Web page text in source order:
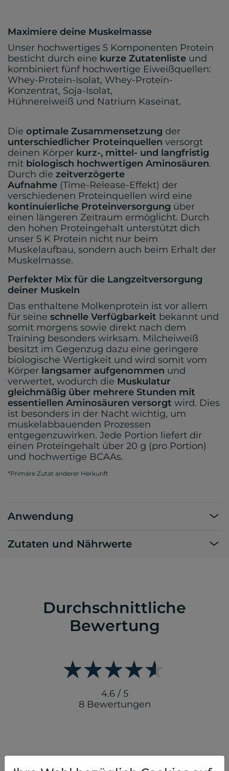
Maximiere deine Muskelmasse
Unser hochwertiges 5 Komponenten Protein
besticht durch eine kurze Zutatenliste und
kombiniert fünf hochwertige Eiweißquellen:
Whey-Protein-Isolat, Whey-Protein-
Konzentrat, Soja-Isolat,
Hühnereiweiß und Natrium Kaseinat.
Die optimale Zusammensetzung der
unterschiedlicher Proteinquellen versorgt
deinen Körper kurz-, mittel- und langfristig
mit biologisch hochwertigen Aminosäuren.
Durch die zeitverzögerte
Aufnahme (Time-Release-Effekt) der
verschiedenen Proteinquellen wird eine
kontinuierliche Proteinversorgung über
einen längeren Zeitraum ermöglicht. Durch
den hohen Proteingehalt unterstützt dich
unser 5 K Protein nicht nur beim
Muskelaufbau, sondern auch beim Erhalt der
Muskelmasse.
Perfekter Mix für die Langzeitversorgung
deiner Muskeln
Das enthaltene Molkenprotein ist vor allem
für seine schnelle Verfügbarkeit bekannt und
somit morgens sowie direkt nach dem
Training besonders wirksam. Milcheiweiß
besitzt im Gegenzug dazu eine geringere
biologische Wertigkeit und wird somit vom
Körper langsamer aufgenommen und
verwertet, wodurch die Muskulatur
gleichmäßig über mehrere Stunden mit
essentiellen Aminosäuren versorgt wird. Dies
ist besonders in der Nacht wichtig, um
muskelabbauenden Prozessen
entgegenzuwirken. Jede Portion liefert dir
einen Proteingehalt über 20 g (pro Portion)
und hochwertige BCAAs.
*Primäre Zutat anderer Herkunft
Anwendung
Zutaten und Nährwerte
Durchschnittliche
Bewertung
4.6 / 5
8 Bewertungen